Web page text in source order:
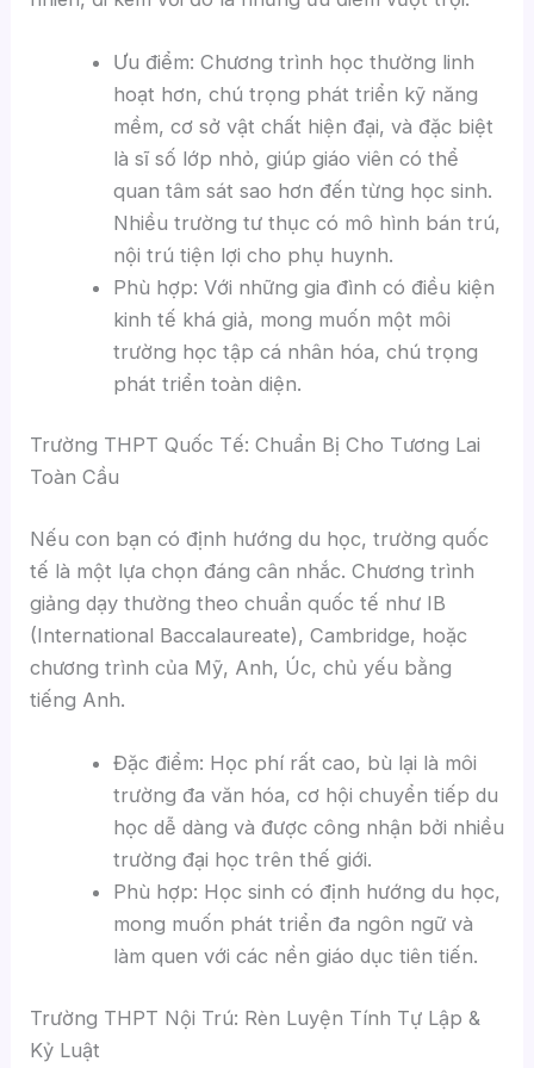
Ưu điểm: Chương trình học thường linh
hoạt hơn, chú trọng phát triển kỹ năng
mềm, cơ sở vật chất hiện đại, và đặc biệt
là sĩ số lớp nhỏ, giúp giáo viên có thể
quan tâm sát sao hơn đến từng học sinh.
Nhiều trường tư thục có mô hình bán trú,
nội trú tiện lợi cho phụ huynh.
Phù hợp: Với những gia đình có điều kiện
kinh tế khá giả, mong muốn một môi
trường học tập cá nhân hóa, chú trọng
phát triển toàn diện.
Trường THPT Quốc Tế: Chuẩn Bị Cho Tương Lai
Toàn Cầu
Nếu con bạn có định hướng du học, trường quốc
tế là một lựa chọn đáng cân nhắc. Chương trình
giảng dạy thường theo chuẩn quốc tế như IB
(International Baccalaureate), Cambridge, hoặc
chương trình của Mỹ, Anh, Úc, chủ yếu bằng
tiếng Anh.
Đặc điểm: Học phí rất cao, bù lại là môi
trường đa văn hóa, cơ hội chuyển tiếp du
học dễ dàng và được công nhận bởi nhiều
trường đại học trên thế giới.
Phù hợp: Học sinh có định hướng du học,
mong muốn phát triển đa ngôn ngữ và
làm quen với các nền giáo dục tiên tiến.
Trường THPT Nội Trú: Rèn Luyện Tính Tự Lập &
Kỷ Luật